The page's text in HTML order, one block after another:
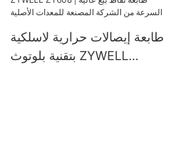
طابعة إيصالات حرارية لاسلكية
بتقنية بلوتوث ZYWELL